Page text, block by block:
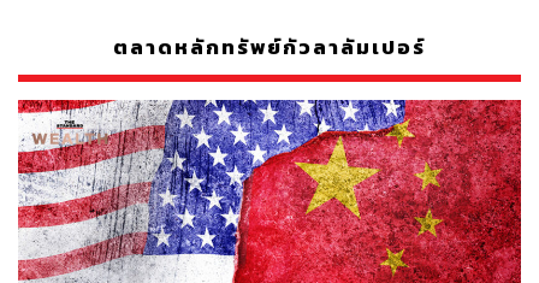
ตลาดหลักทรัพย์กัวลาลัมเปอร์